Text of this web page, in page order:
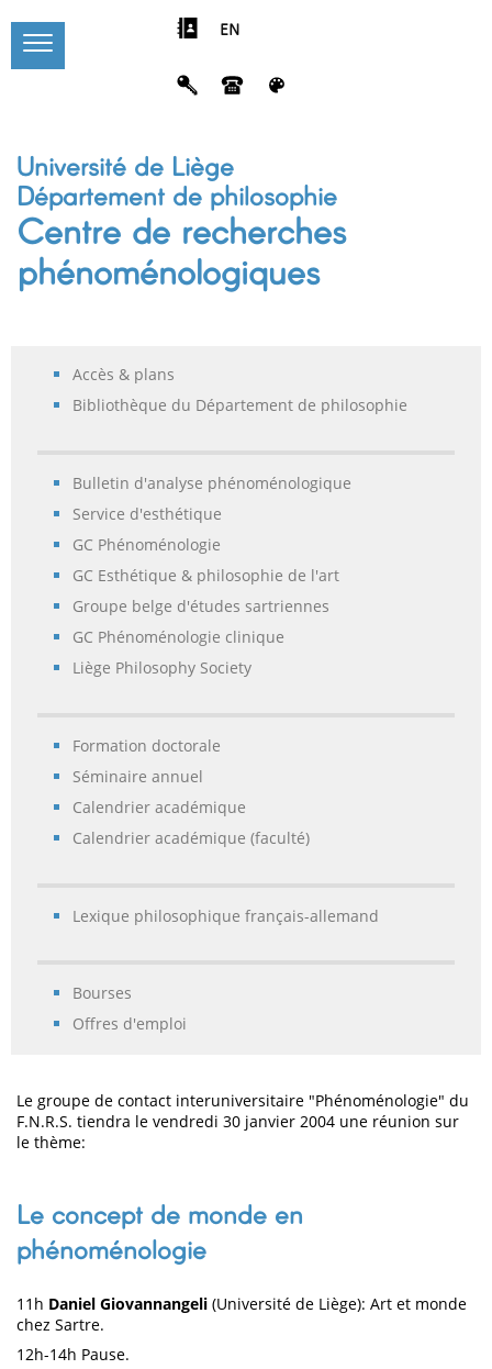
EN
Université de Liège
Département de philosophie
Centre de recherches
phénoménologiques
Accès & plans
Bibliothèque du Département de philosophie
Bulletin d'analyse phénoménologique
Service d'esthétique
GC Phénoménologie
GC Esthétique & philosophie de l'art
Groupe belge d'études sartriennes
GC Phénoménologie clinique
Liège Philosophy Society
Formation doctorale
Séminaire annuel
Calendrier académique
Calendrier académique (faculté)
Lexique philosophique français-allemand
Bourses
Offres d'emploi
Le groupe de contact interuniversitaire "Phénoménologie" du
F.N.R.S. tiendra le vendredi 30 janvier 2004 une réunion sur
le thème:
Le concept de monde en
phénoménologie
11h Daniel Giovannangeli (Université de Liège): Art et monde
chez Sartre.
12h-14h Pause.